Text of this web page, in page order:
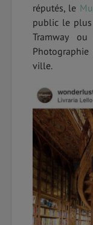
réputés, le
public le
Tramway
ville.